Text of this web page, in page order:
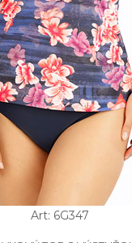
Art: 6G347